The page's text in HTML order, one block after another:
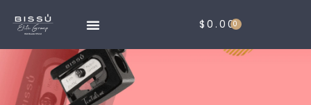
$0.000